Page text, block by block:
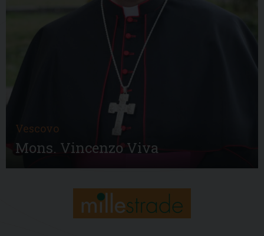
Vescovo
Mons. Vincenzo Viva